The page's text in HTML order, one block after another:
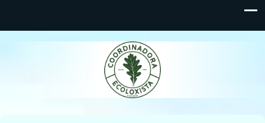
Coordinadora Ecoloxista
d'Asturies